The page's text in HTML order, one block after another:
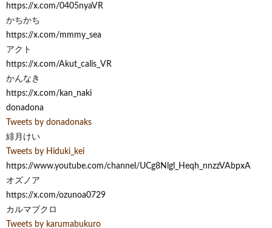
https://x.com/0405nyaVR
かちかち
https://x.com/mmmy_sea
アクト
https://x.com/Akut_calis_VR
かんなき
https://x.com/kan_naki
donadona
Tweets by donadonaks
緋月けい
Tweets by Hiduki_kei
https://www.youtube.com/channel/UCg8Nlgl_Heqh_nnzzVAbpxA
オズノア
https://x.com/ozunoa0729
カルマブクロ
Tweets by karumabukuro